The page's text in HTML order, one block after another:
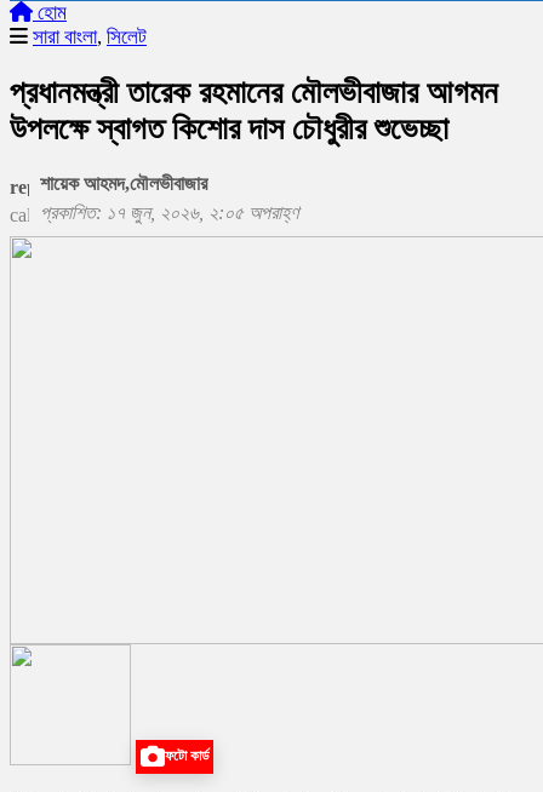
হোম
সারা বাংলা, সিলেট
প্রধানমন্ত্রী তারেক রহমানের মৌলভীবাজার আগমন
উপলক্ষে স্বাগত কিশোর দাস চৌধুরীর শুভেচ্ছা
শায়েক আহমদ,মৌলভীবাজার
প্রকাশিত: ১৭ জুন, ২০২৬, ২:০৫ অপরাহ্ণ
ফটো কার্ড